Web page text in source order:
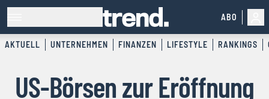
ABO
AKTUELL UNTERNEHMEN FINANZEN LIFESTYLE RANKINGS
US-Börsen zur Eröffnung